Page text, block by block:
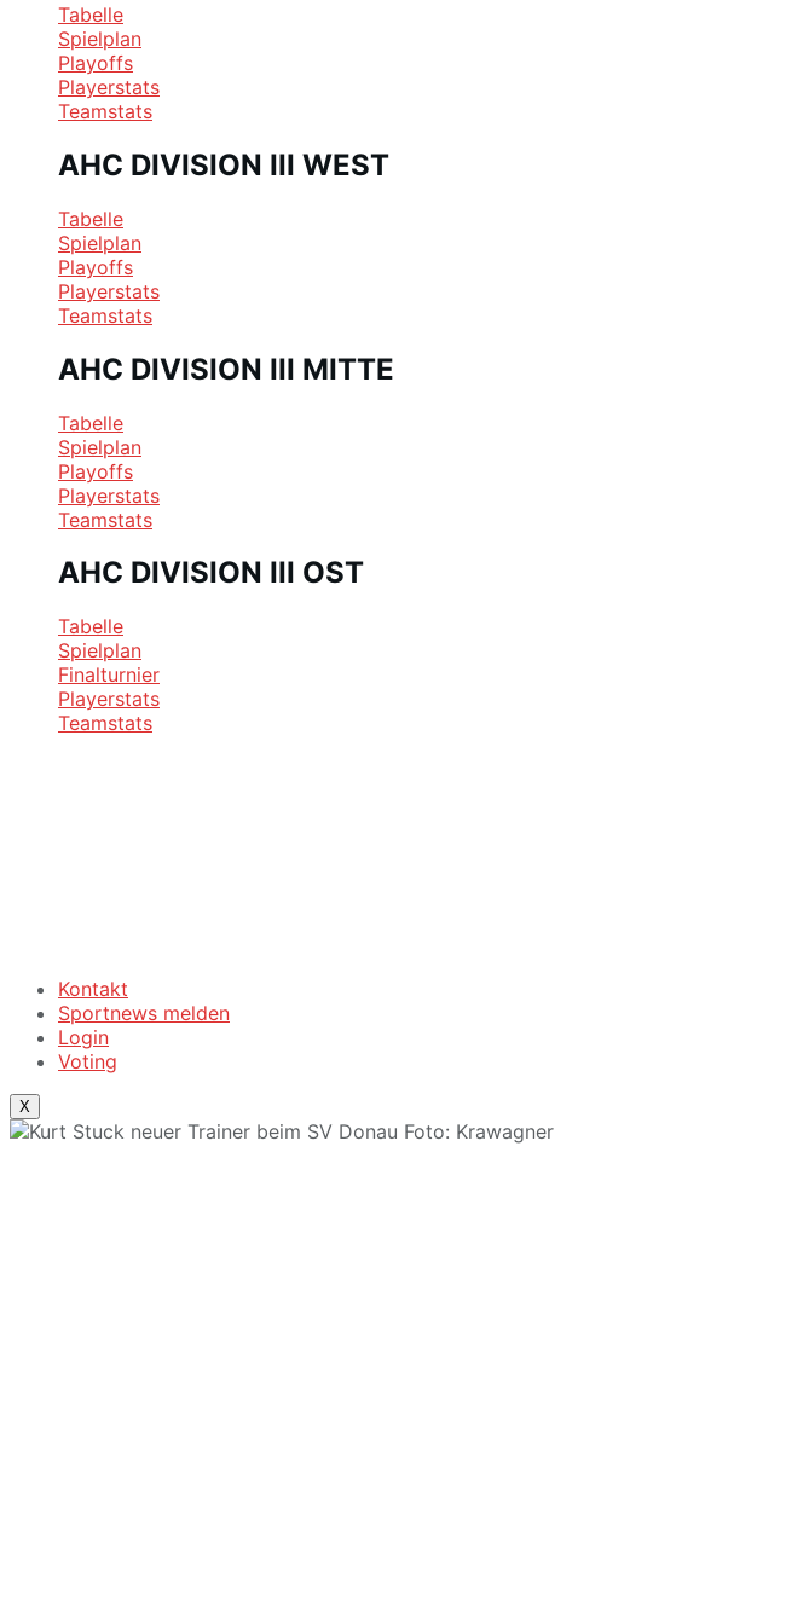
Tabelle
Spielplan
Playoffs
Playerstats
Teamstats
AHC DIVISION III WEST
Tabelle
Spielplan
Playoffs
Playerstats
Teamstats
AHC DIVISION III MITTE
Tabelle
Spielplan
Playoffs
Playerstats
Teamstats
AHC DIVISION III OST
Tabelle
Spielplan
Finalturnier
Playerstats
Teamstats
Kontakt
Sportnews melden
Login
Voting
X